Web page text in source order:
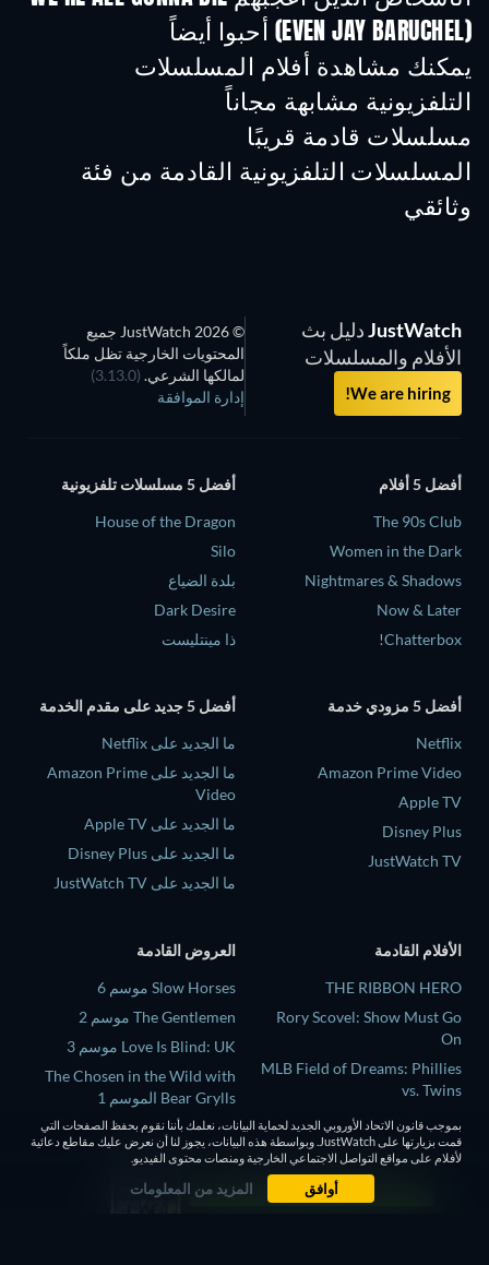
(EVEN JAY BARUCHEL) أحبوا أيضاً
تلفزيون تلفزيون
يمكنك مشاهدة أفلام المسلسلات
التلفزيونية مشابهة مجاناً
تلفزيون
مسلسلات قادمة قريبًا
تلفزيون
المسلسلات التلفزيونية القادمة من فئة
وثائقي
JustWatchدليل بث
الأفلام والمسلسلات
We are hiring!
© 2026 JustWatch جميع
المحتويات الخارجية تظل ملكاً
لمالكها الشرعي. (3.13.0)
إدارة الموافقة
أفضل 5 أفلام
The 90s Club
Women in the Dark
Nightmares & Shadows
Now & Later
Chatterbox!
أفضل 5 مسلسلات تلفزيونية
House of the Dragon
Silo
بلدة الضياع
Dark Desire
ذا مينتليست
أفضل 5 مزودي خدمة
Netflix
Amazon Prime Video
Apple TV
Disney Plus
JustWatch TV
أفضل 5 جديد على مقدم الخدمة
ما الجديد على Netflix
ما الجديد على Amazon Prime
Video
ما الجديد على Apple TV
ما الجديد على Disney Plus
ما الجديد على JustWatch TV
الأفلام القادمة
THE RIBBON HERO
Rory Scovel: Show Must Go
On
MLB Field of Dreams: Phillies
vs. Twins
Above and Below
This, That, and Everything in
Between
العروض القادمة
Slow Horses موسم 6
The Gentlemen موسم 2
Love Is Blind: UK موسم 3
The Chosen in the Wild with
Bear Grylls الموسم 1
Mourinho موسم 1
بموجب قانون الاتحاد الأوروبي الجديد لحماية البيانات، نعلمك بأننا نقوم بحفظ الصفحات التي
قمت بزيارتها على JustWatch. وبواسطة هذه البيانات، يجوز لنا أن نعرض عليك مقاطع دعائية
لأفلام على مواقع التواصل الاجتماعي الخارجية ومنصات محتوى الفيديو.
أوافق المزيد من المعلومات